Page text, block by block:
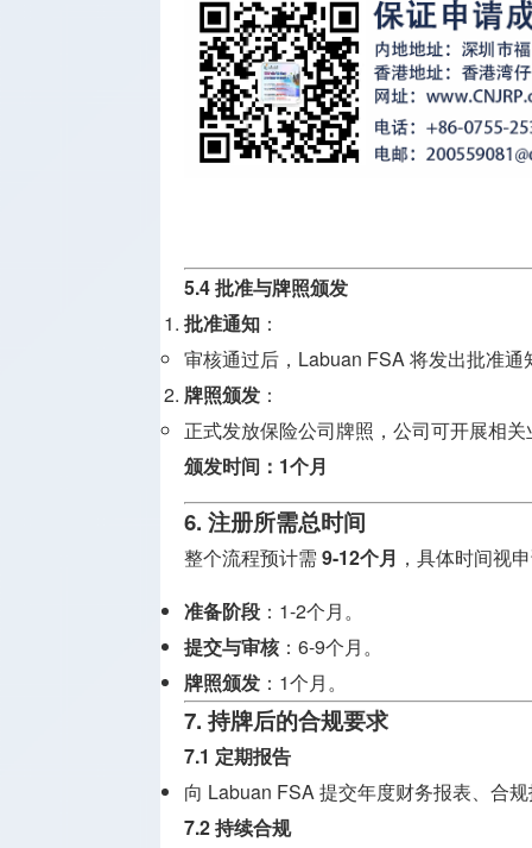
5.4 批准与牌照颁发
批准通知 ：
审核通过后，Labuan FSA 将发出批准通
牌照颁发 ：
正式发放保险公司牌照，公司可开展相关
颁发时间：1个月
6. 注册所需总时间
整个流程预计需 9-12个月 ，具体时间视
准备阶段 ：1-2个月。
提交与审核：6-9个月。
牌照颁发 ：1个月。
7. 持牌后的合规要求
7.1 定期报告
向 Labuan FSA 提交年度财务报表、合
7.2 持续合规